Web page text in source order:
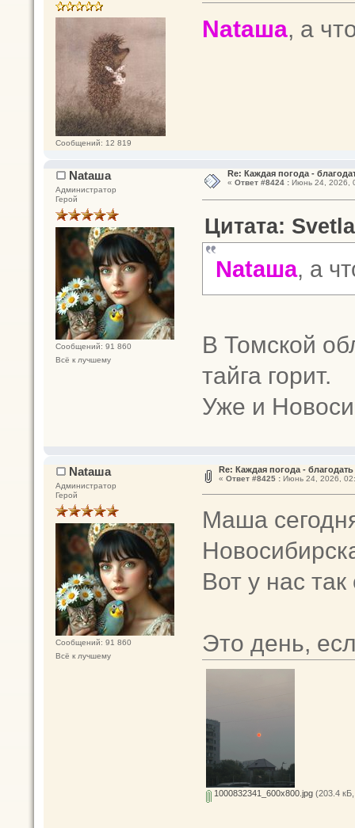
Сообщений: 12 819
Nataшa, а
Nataшa
Администратор
Герой
Сообщений: 91 860
Всё к лучшему
Re: Каждая погода -
« Ответ #8424 :Июнь 24, 2026,
Цитата:
Nataшa, а
В Томской
тайга горит.
Уже и
Nataшa
Администратор
Герой
Сообщений: 91 860
Всё к лучшему
Re: Каждая погода -
« Ответ #8425 :Июнь 24, 2026,
Маша
Вот у нас
Это день,
1000832341_600x800.jpg(203.4 кБ,